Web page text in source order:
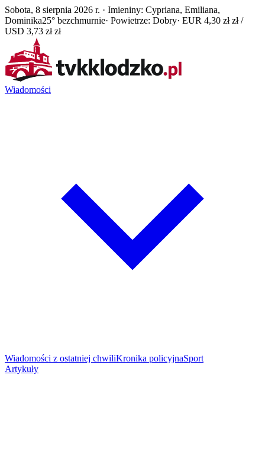
Sobota, 8 sierpnia 2026 r. · Imieniny: Cypriana, Emiliana,
Dominika25° bezchmurnie· Powietrze: Dobry· EUR 4,30 zł zł /
USD 3,73 zł zł
Wiadomości
Wiadomości z ostatniej chwiliKronika policyjnaSport
Artykuły